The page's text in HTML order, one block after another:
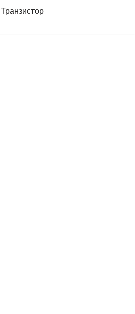
Транзистор